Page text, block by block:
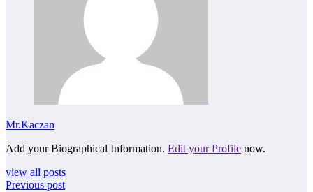
Mr.Kaczan
Add your Biographical Information. Edit your Profile now.
view all posts
Previous post